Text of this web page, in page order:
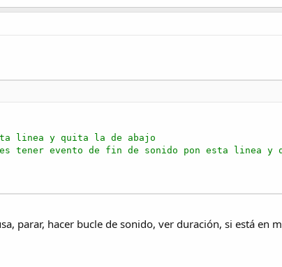
linea y quita la de abajo
tener evento de fin de sonido pon esta linea y
parar, hacer bucle de sonido, ver duración, si está en